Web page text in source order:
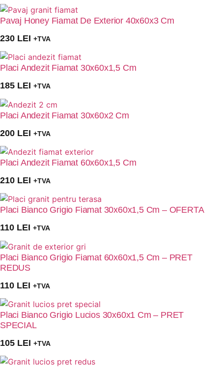
Pavaj Honey Fiamat De Exterior 40x60x3 Cm
230 LEI +TVA
Placi Andezit Fiamat 30x60x1,5 Cm
185 LEI +TVA
Placi Andezit Fiamat 30x60x2 Cm
200 LEI +TVA
Placi Andezit Fiamat 60x60x1,5 Cm
210 LEI +TVA
Placi Bianco Grigio Fiamat 30x60x1,5 Cm – OFERTA
110 LEI +TVA
Placi Bianco Grigio Fiamat 60x60x1,5 Cm – PRET
REDUS
110 LEI +TVA
Placi Bianco Grigio Lucios 30x60x1 Cm – PRET
SPECIAL
105 LEI +TVA